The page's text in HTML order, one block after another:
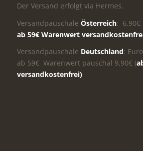
Der Versand erfolgt via Hermes.
Versandpauschale Österreich: 6,90€
ab 59€ Warenwert
Versandpauschale Deutschland:
ab 59€ Warenwert pauschal 9,90€ (
versandkostenfrei)